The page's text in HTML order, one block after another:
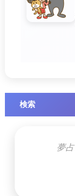
検索